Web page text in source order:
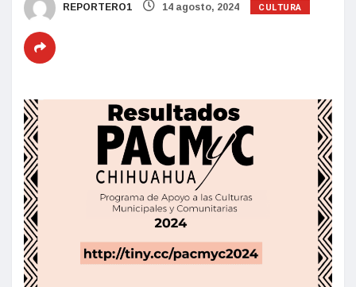
REPORTERO1 14 agosto, 2024 CULTURA